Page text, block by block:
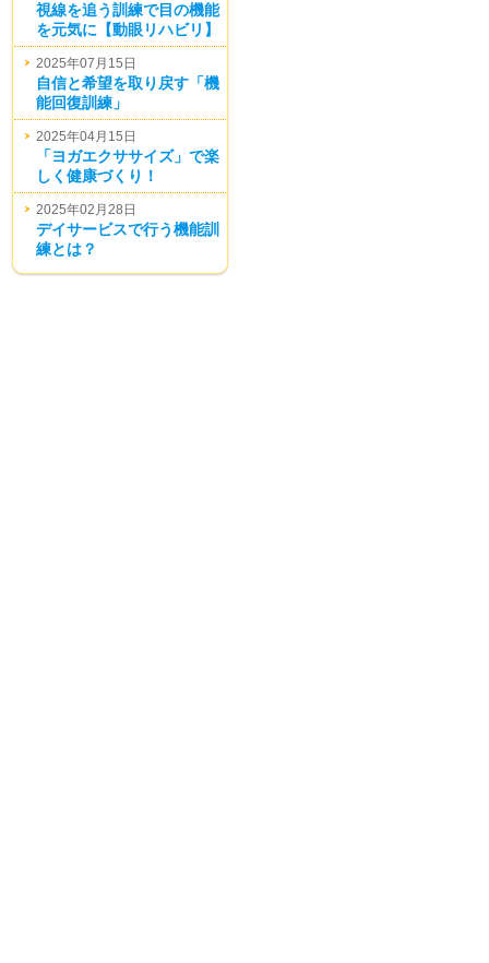
視線を追う訓練で目の機能
を元気に【動眼リハビリ】
2025年07月15日
自信と希望を取り戻す「機
能回復訓練」
2025年04月15日
「ヨガエクササイズ」で楽
しく健康づくり！
2025年02月28日
デイサービスで行う機能訓
練とは？